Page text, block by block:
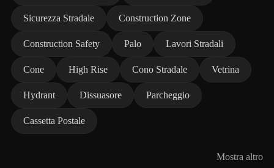
Sicurezza Stradale Construction Zone
Construction Safety Palo Lavori Stradali
Cone High Rise Cono Stradale Vetrina
Hydrant Dissuasore Parcheggio
Cassetta Postale
Mostra altro